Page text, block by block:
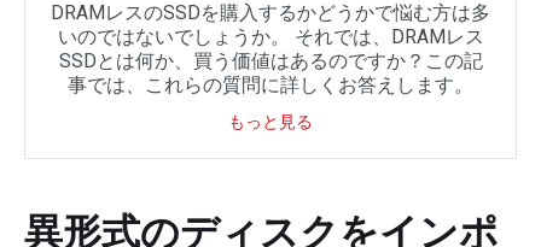
DRAMレスのSSDを購入するかどうかで悩む方は多
いのではないでしょうか。 それでは、DRAMレス
SSDとは何か、買う価値はあるのですか？この記
事では、これらの質問に詳しくお答えします。
もっと見る
異形式のディスクをインポ